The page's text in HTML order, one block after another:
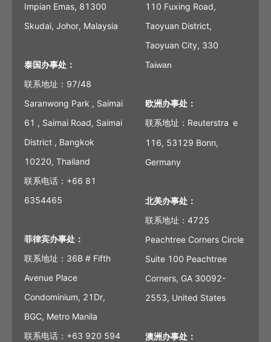
Impian Emas, 81300
Skudai, Johor, Malaysia
泰国办事处：
联系地址：97/48
Saranwong Park , Saimai
61 , Saimai Road, Saimai
District , Bangkok
10220, Thailand
联系电话：+66 81
6354465
菲律宾办事处：
联系地址：36B # Fifth
Avenue Place
Condominium, 21Dr,
BGC, Metro Manila
联系电话：+63 920 594
110 Fuxing Road,
Taoyuan District,
Taoyuan City, 330
Taiwan
欧洲办事处：
联系地址：Reuterstra e
116, 53129 Bonn,
Germany
北美办事处：
联系地址：4725
Peachtree Corners Circle
Suite 100 Peachtree
Corners, GA 30092-
2553, United States
澳洲办事处：